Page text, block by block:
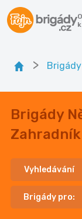
> Brigády
Brigády
Zahradník
Vyhledávání
Brigády pro: